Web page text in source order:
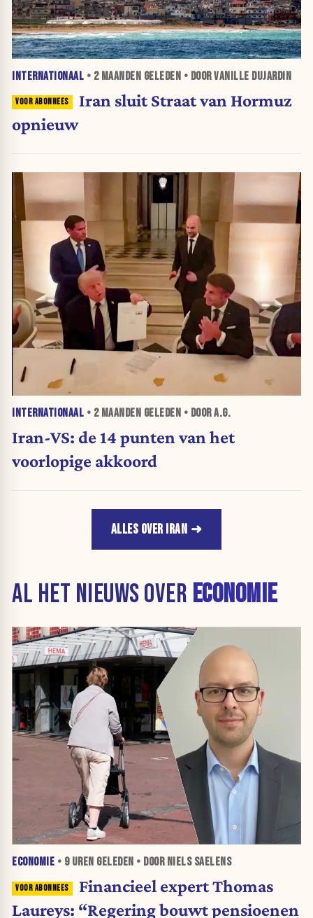
INTERNATIONAAL • 2 MAANDEN GELEDEN • DOOR VANILLE DUJARDIN
Iran sluit Straat van Hormuz
opnieuw
INTERNATIONAAL • 2 MAANDEN GELEDEN • DOOR A.G.
Iran-VS: de 14 punten van het
voorlopige akkoord
ALLES OVER IRAN
AL HET NIEUWS OVER ECONOMIE
ECONOMIE • 9 UREN GELEDEN • DOOR NIELS SAELENS
Financieel expert Thomas
Laureys: “Regering bouwt pensioenen